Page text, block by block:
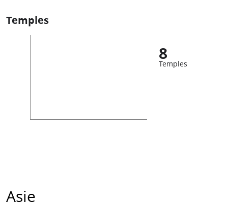
Temples
8
Temples
Asie